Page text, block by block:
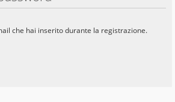
che hai inserito durante la registrazione.